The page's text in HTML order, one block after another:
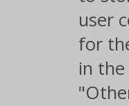
user
for
in